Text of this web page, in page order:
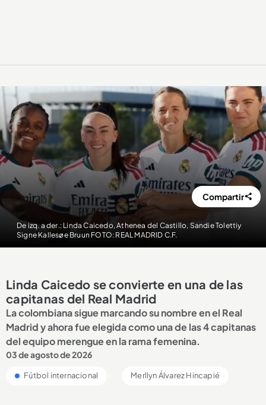
De izq. a der.: Linda Caicedo, Athenea del Castillo, Sandie Tolettiy
Signe Kallesøe Bruun FOTO: REAL MADRID C.F.
Compartir
Linda Caicedo se convierte en una de las
capitanas del Real Madrid
La colombiana sigue marcando su nombre en el Real
Madrid y ahora fue elegida como una de las 4 capitanas
del equipo merengue en la rama femenina.
03 de agosto de 2026
Fútbol internacional Merllyn Álvarez Hincapié